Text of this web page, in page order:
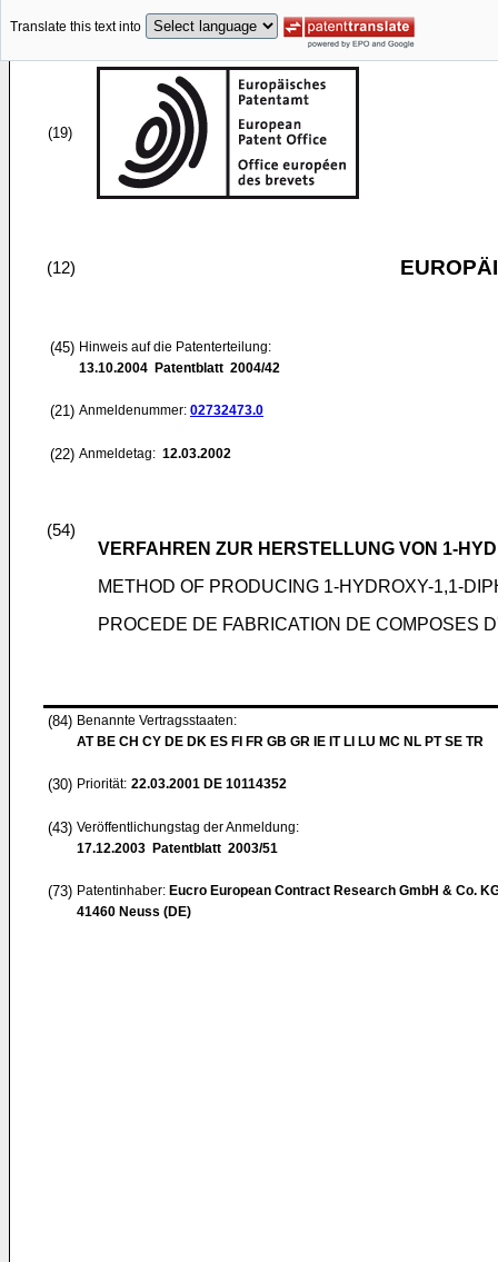
Translate this text into
(19)
(12)
(45) Hinweis auf die Patenterteilung:
13.10.2004 Patentblatt 2004/42
(21) Anmeldenummer: 02732473.0
(22) Anmeldetag: 12.03.2002
(54)
VERFAHREN ZUR HERSTELLUNG VON 1-
METHOD OF PRODUCING 1-HYDROXY-1,1-
PROCEDE DE FABRICATION DE COMPOSES
(84) Benannte Vertragsstaaten:
AT BE CH CY DE DK ES FI FR GB GR IE IT LI LU MC NL PT SE TR
(30) Priorität: 22.03.2001 DE 10114352
(43) Veröffentlichungstag der Anmeldung:
17.12.2003 Patentblatt 2003/51
(73) Patentinhaber: Eucro European Contract Research GmbH & Co.
41460 Neuss (DE)